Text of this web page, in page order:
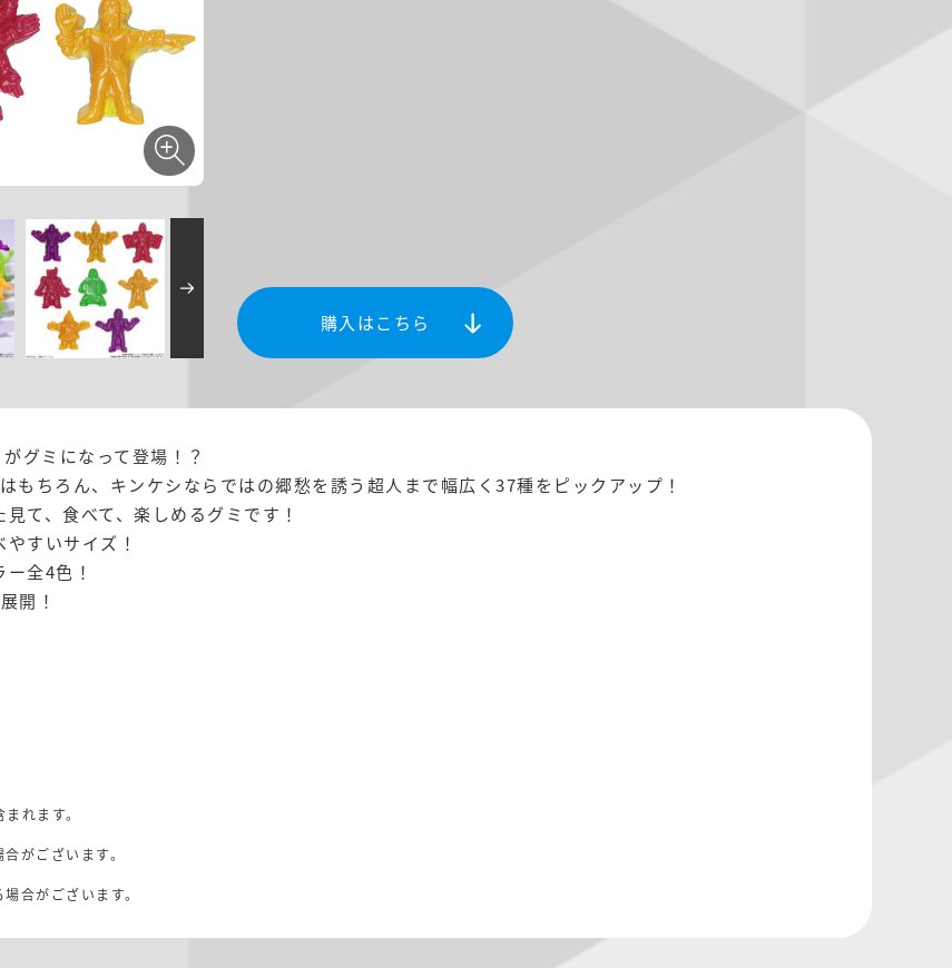
購入はこちら
グミになって登場！？
ちろん、キンケシならではの郷愁を誘う超人まで幅広く37種をピックアップ！
て、食べて、楽しめるグミです！
すいサイズ！
全4色！
開！
れます。
がございます。
合がございます。